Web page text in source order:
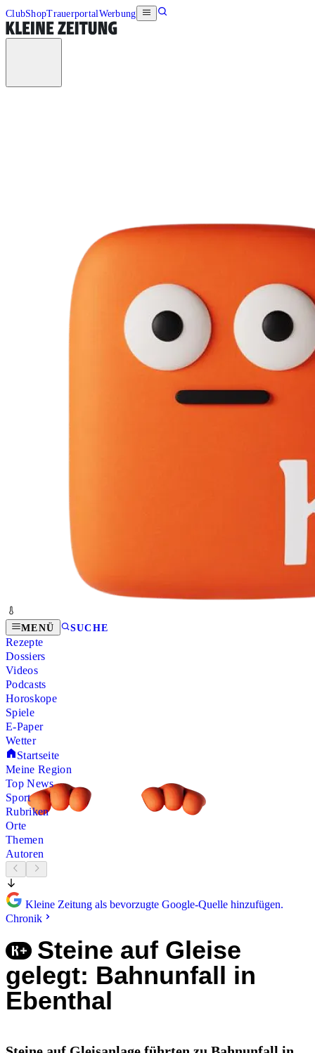
ClubShopTrauerportalWerbung
MENÜ SUCHE
Rezepte
Dossiers
Videos
Podcasts
Horoskope
Spiele
E-Paper
Wetter
Startseite
Meine Region
Top News
Sport
Rubriken
Orte
Themen
Autoren
Kleine Zeitung als bevorzugte Google-Quelle hinzufügen.
Chronik
Steine auf Gleise
gelegt: Bahnunfall in
Ebenthal